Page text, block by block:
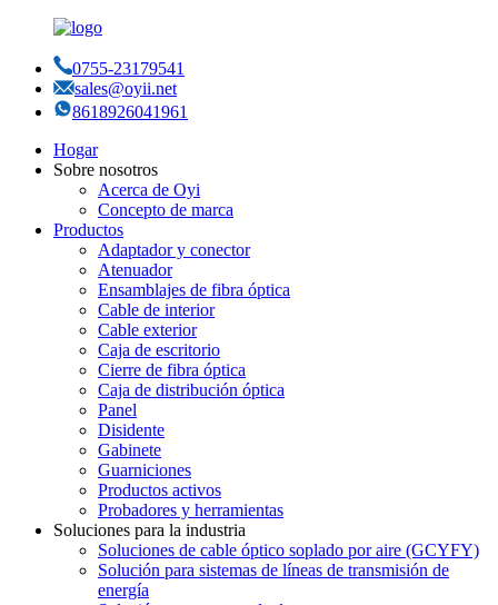
0755-23179541
sales@oyii.net
8618926041961
Hogar
Sobre nosotros
Acerca de Oyi
Concepto de marca
Productos
Adaptador y conector
Atenuador
Ensamblajes de fibra óptica
Cable de interior
Cable exterior
Caja de escritorio
Cierre de fibra óptica
Caja de distribución óptica
Panel
Disidente
Gabinete
Guarniciones
Productos activos
Probadores y herramientas
Soluciones para la industria
Soluciones de cable óptico soplado por aire (GCYFY)
Solución para sistemas de líneas de transmisión de
energía